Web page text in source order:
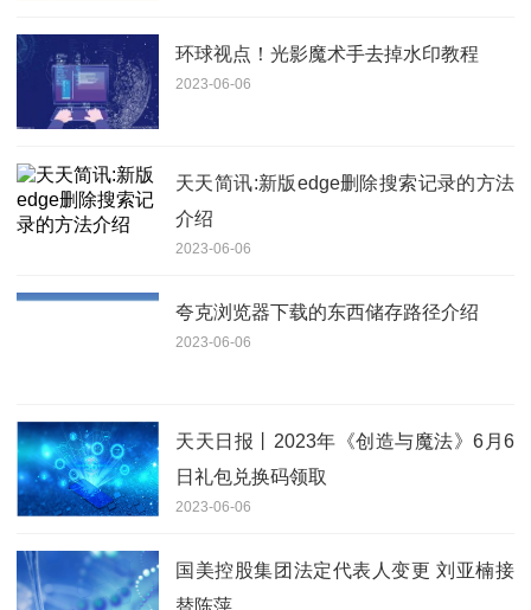
环球视点！光影魔术手去掉水印教程
2023-06-06
天天简讯:新版edge删除搜索记录的方法
介绍
2023-06-06
夸克浏览器下载的东西储存路径介绍
2023-06-06
天天日报丨2023年《创造与魔法》6月6
日礼包兑换码领取
2023-06-06
国美控股集团法定代表人变更 刘亚楠接
替陈萍